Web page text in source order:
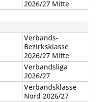
2026/27 Mitte
Verbands-
Bezirksklasse
2026/27 Mitte
Verbandsliga
2026/27
Verbandsklasse
Nord 2026/27